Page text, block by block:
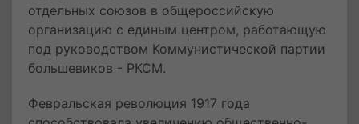
отдельных союзов в общероссийскую
организацию с единым центром, работающую
под руководством Коммунистической партии
большевиков - РКСМ.
Февральская революция 1917 года